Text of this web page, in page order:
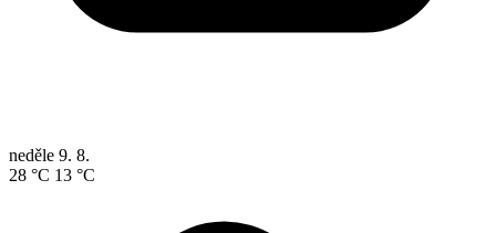
neděle 9. 8.
28 °C 13 °C